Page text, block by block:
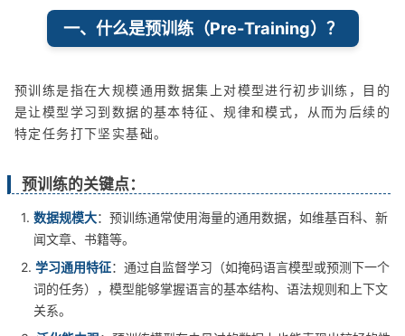
一、什么是预训练（Pre-Training）？
预训练是指在大规模通用数据集上对模型进行初步训练，目的
是让模型学习到数据的基本特征、规律和模式，从而为后续的
特定任务打下坚实基础。
预训练的关键点：
1. 数据规模大：预训练通常使用海量的通用数据，如维基百科、新
闻文章、书籍等。
2. 学习通用特征：通过自监督学习（如掩码语言模型或预测下一个
词的任务），模型能够掌握语言的基本结构、语法规则和上下文
关系。